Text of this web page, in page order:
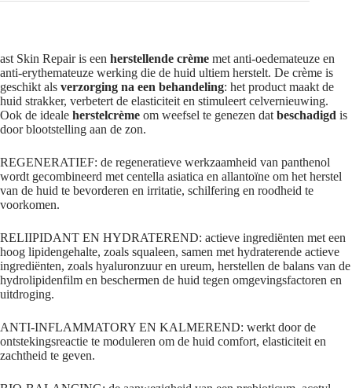
ast Skin Repair is een herstellende crème met anti-oedemateuze en
anti-erythemateuze werking die de huid ultiem herstelt. De crème is
geschikt als verzorging na een behandeling: het product maakt de
huid strakker, verbetert de elasticiteit en stimuleert celvernieuwing.
Ook de ideale herstelcrème om weefsel te genezen dat beschadigd is
door blootstelling aan de zon.
REGENERATIEF: de regeneratieve werkzaamheid van panthenol
wordt gecombineerd met centella asiatica en allantoïne om het herstel
van de huid te bevorderen en irritatie, schilfering en roodheid te
voorkomen.
RELIIPIDANT EN HYDRATEREND: actieve ingrediënten met een
hoog lipidengehalte, zoals squaleen, samen met hydraterende actieve
ingrediënten, zoals hyaluronzuur en ureum, herstellen de balans van de
hydrolipidenfilm en beschermen de huid tegen omgevingsfactoren en
uitdroging.
ANTI-INFLAMMATORY EN KALMEREND: werkt door de
ontstekingsreactie te moduleren om de huid comfort, elasticiteit en
zachtheid te geven.